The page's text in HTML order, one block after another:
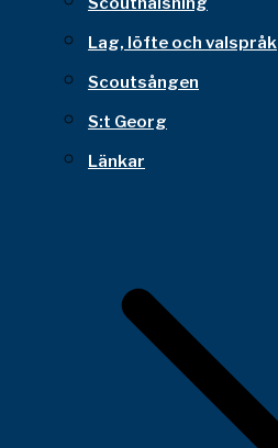
Lag, löfte och valspråk
Scoutsången
S:t Georg
Länkar